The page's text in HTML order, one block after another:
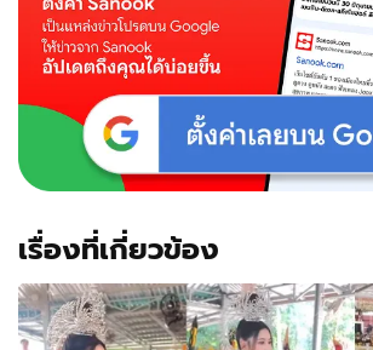
ประเทศ
ใคร
ไม่ใช่
เรื่องที่เกี่ยวข้อง